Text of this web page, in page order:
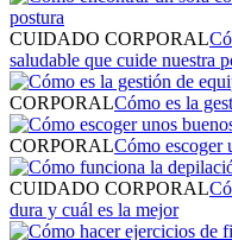
CUIDADO CORPORAL
saludable que cuide nuestra
CORPORALCómo es la
CORPORALCómo escoger
CUIDADO CORPORAL
dura y cuál es la mejor